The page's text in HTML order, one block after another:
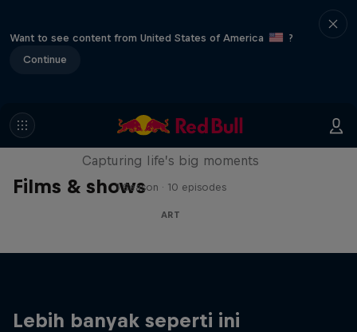
Want to see content from United States of America
?
Continue
Films & shows
We Are All Stories
Capturing life’s big moments
1 Season · 10 episodes
ART
Lebih banyak seperti ini